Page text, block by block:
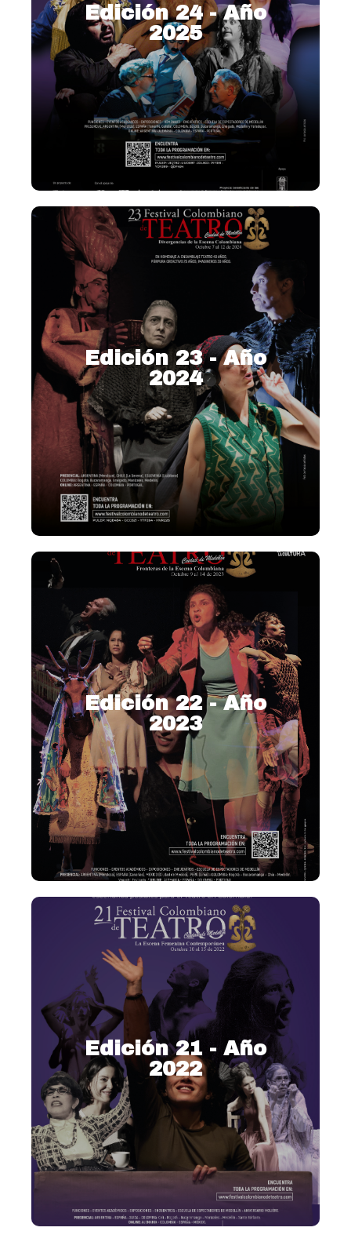
Edición 24 - Año
2025
2025 – Paradigmas actuales
de la escena colombiana
Edición 23 - Año
2024
2024 – Divergencias de la
escena colombiana
Ver más
Edición 22 - Año
2023
2023 – Fronteras de la
escena colombiana
Ver más
Edición 21 - Año
2022
2022 – La escena femenina
contemporánea